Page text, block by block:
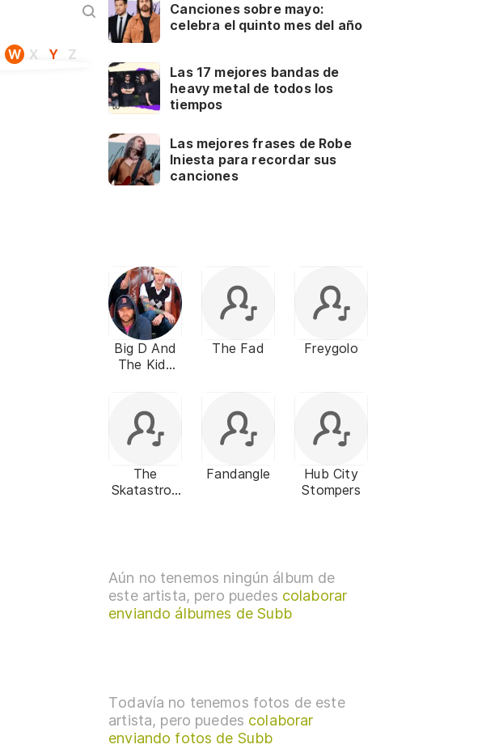
W X Y Z
Canciones sobre mayo:
celebra el quinto mes del año
Las 17 mejores bandas de
heavy metal de todos los
tiempos
Las mejores frases de Robe
Iniesta para recordar sus
canciones
Big D And
The Kids
The Fad Freygolo
The
Skatastrop
Fandangle
Hub City
Stompers
Aún no tenemos ningún álbum de
este artista, pero puedes colaborar
enviando álbumes de Subb
Todavía no tenemos fotos de este
artista, pero puedes colaborar
enviando fotos de Subb